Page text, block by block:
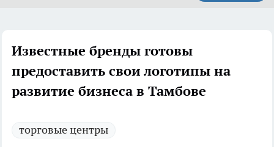
Известные бренды готовы
предоставить свои логотипы на
развитие бизнеса в Тамбове
торговые центры